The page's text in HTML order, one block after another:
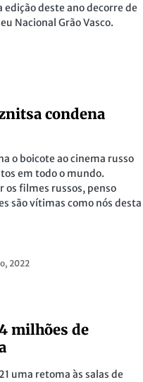
deste ano decorre de
Nacional Grão Vasco.
condena
o boicote ao cinema russo
em todo o mundo.
os filmes russos, penso
são vítimas como nós desta
2022
milhões de
uma retoma às salas de